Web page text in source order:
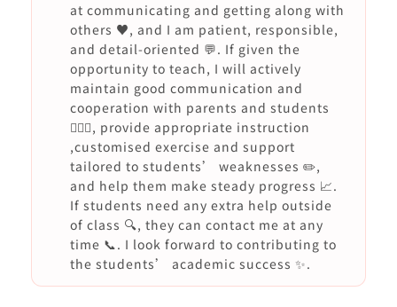
at communicating and getting along with
others ♥️, and I am patient, responsible,
and detail-oriented 💬. If given the
opportunity to teach, I will actively
maintain good communication and
cooperation with parents and students
🙇🏻‍♀️, provide appropriate instruction
,customised exercise and support
tailored to students’ weaknesses ✏️,
and help them make steady progress 📈.
If students need any extra help outside
of class 🔍, they can contact me at any
time 📞. I look forward to contributing to
the students’ academic success ✨.